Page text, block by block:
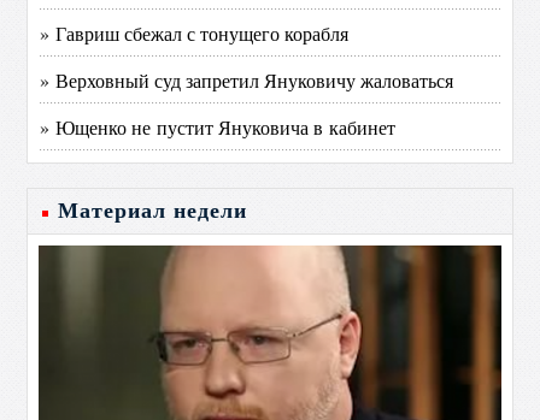
» Гавриш сбежал с тонущего корабля
» Верховный суд запретил Януковичу жаловаться
» Ющенко не пустит Януковича в кабинет
Материал недели